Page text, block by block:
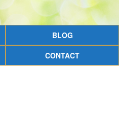
BLOG
CONTACT